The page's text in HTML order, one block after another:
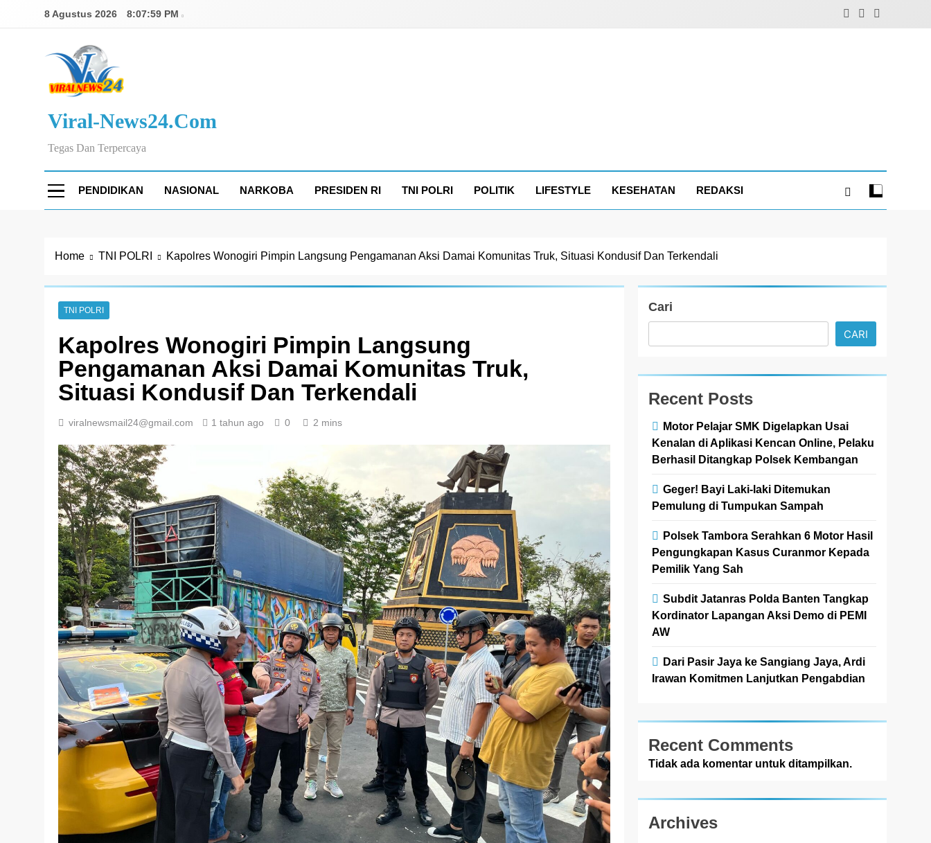
8 Agustus 2026 8:08:00 PM
Viral-News24.com
Tegas Dan Terpercaya
PENDIDIKAN NASIONAL NARKOBA PRESIDEN RI TNI POLRI POLITIK LIFESTYLE KESEHATAN REDAKSI
Home TNI POLRI Kapolres Wonogiri Pimpin Langsung Pengamanan Aksi Damai Komunitas Truk, Situasi Kondusif Dan Terkendali
TNI POLRI
Kapolres Wonogiri Pimpin Langsung
Pengamanan Aksi Damai Komunitas Truk,
Situasi Kondusif Dan Terkendali
viralnewsmail24@gmail.com 1 tahun ago 0 2 mins
Cari
CARI
Recent Posts
Motor Pelajar SMK Digelapkan Usai
Kenalan di Aplikasi Kencan Online, Pelaku
Berhasil Ditangkap Polsek Kembangan
Geger! Bayi Laki-laki Ditemukan
Pemulung di Tumpukan Sampah
Polsek Tambora Serahkan 6 Motor Hasil
Pengungkapan Kasus Curanmor Kepada
Pemilik Yang Sah
Subdit Jatanras Polda Banten Tangkap
Kordinator Lapangan Aksi Demo di PEMI
AW
Dari Pasir Jaya ke Sangiang Jaya, Ardi
Irawan Komitmen Lanjutkan Pengabdian
Recent Comments
Tidak ada komentar untuk ditampilkan.
Archives